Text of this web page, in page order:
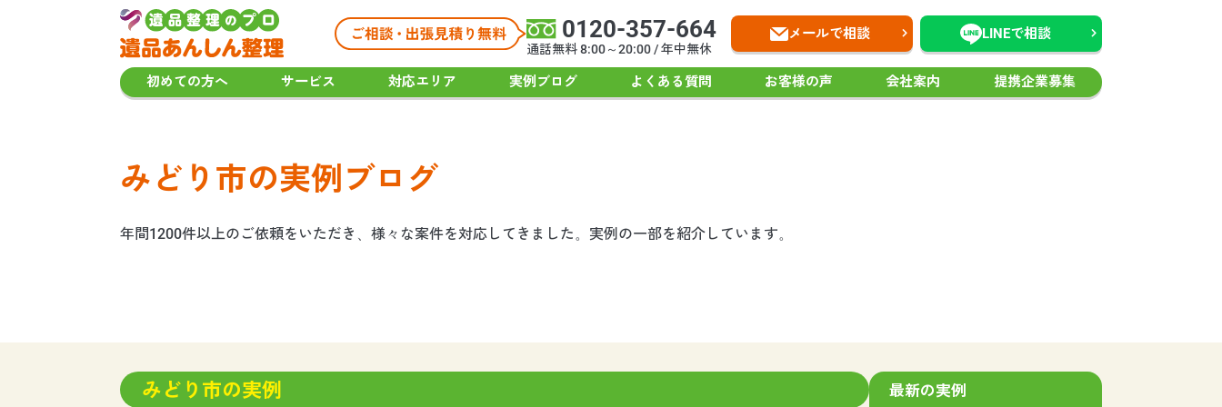
0120-357-664
通話無料 8:00～20:00 / 年中無休
メールで相談 LINEで相談
初めての方へ サービス 対応エリア 実例ブログ よくある質問 お客様の声 会社案内 提携企業募集
みどり市の実例ブログ
年間1200件以上のご依頼をいただき、様々な案件を対応してきました。実例の一部を紹介しています。
みどり市の実例 最新の実例